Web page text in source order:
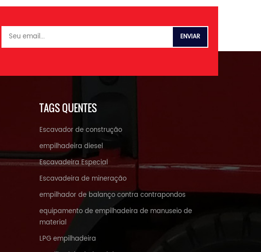
TAGS QUENTES
Escavador de construção
empilhadeira diesel
Escavadeira Especial
Escavadeira de mineração
empilhador de balanço contra contrapondos
equipamento de empilhadeira de manuseio de
material
LPG empilhadeira